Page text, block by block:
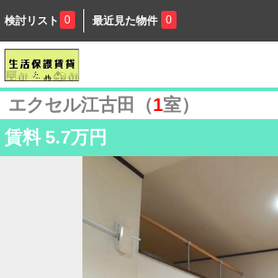
検討リスト 0 最近見た物件 0
エクセル江古田（1室）
賃料 5.7万円